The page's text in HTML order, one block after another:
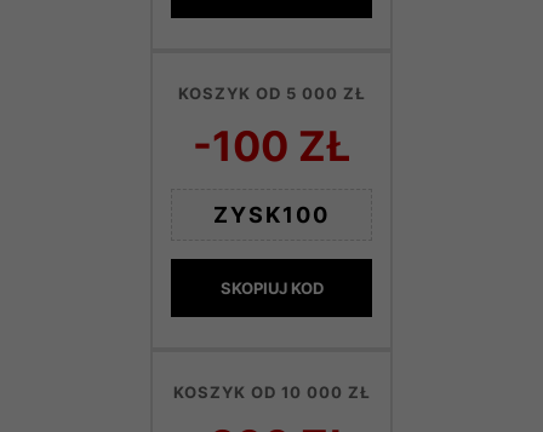
KOSZYK OD 5 000 ZŁ
-100 ZŁ
ZYSK100
SKOPIUJ KOD
KOSZYK OD 10 000 ZŁ